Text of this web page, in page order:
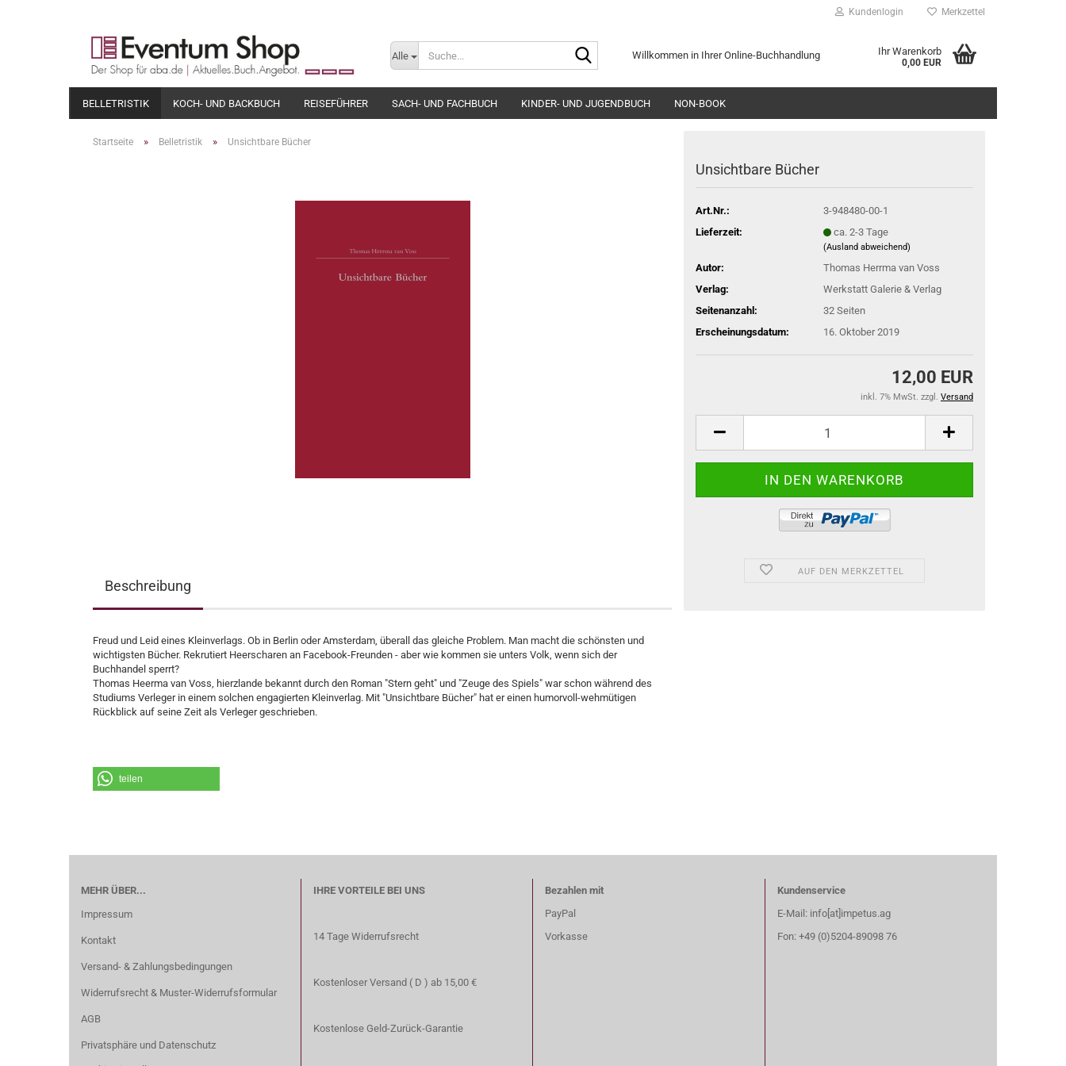
Kundenlogin
Konto erstellen
Merkzettel
Alle Willkommen in Ihrer Online-Buchhandlung Ihr Warenkorb
0,00 EUR
BELLETRISTIK KOCH- UND BACKBUCH REISEFÜHRER SACH- UND FACHBUCH KINDER- UND JUGENDBUCH NON-BOOK
Startseite » Belletristik » Unsichtbare Bücher
Unsichtbare Bücher
Art.Nr.:
3-948480-00-1
Lieferzeit:
ca. 2-3 Tage
(Ausland abweichend)
Autor:
Thomas Herrma van Voss
Verlag:
Werkstatt Galerie & Verlag
Seitenanzahl:
32 Seiten
Erscheinungsdatum:
16. Oktober 2019
12,00 EUR
inkl. 7% MwSt. zzgl. Versand
AUF DEN MERKZETTEL
Beschreibung
Freud und Leid eines Kleinverlags. Ob in Berlin oder Amsterdam, überall das gleiche Problem. Man macht die schönsten und
wichtigsten Bücher. Rekrutiert Heerscharen an Facebook-Freunden - aber wie kommen sie unters Volk, wenn sich der
Buchhandel sperrt?
Thomas Heerma van Voss, hierzlande bekannt durch den Roman "Stern geht" und "Zeuge des Spiels" war schon während des
Studiums Verleger in einem solchen engagierten Kleinverlag. Mit "Unsichtbare Bücher" hat er einen humorvoll-wehmütigen
Rückblick auf seine Zeit als Verleger geschrieben.
teilen
MEHR ÜBER...
Impressum
Kontakt
Versand- & Zahlungsbedingungen
Widerrufsrecht & Muster-Widerrufsformular
AGB
Privatsphäre und Datenschutz
IHRE VORTEILE BEI UNS
14 Tage Widerrufsrecht
Kostenloser Versand ( D ) ab 15,00 €
Kostenlose Geld-Zurück-Garantie
Bezahlen mit
PayPal
Vorkasse
Kundenservice
E-Mail: info[at]impetus.ag
Fon: +49 (0)5204-89098 76​